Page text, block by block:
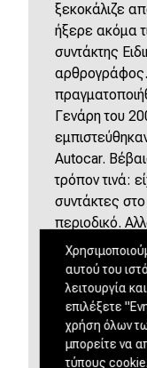
ξεκοκάλιζε
ήξερε ακόμα
συντάκτης
αρθρογράφος.
Γενάρη του
Autocar.
τρόπον τινά:
συντάκτες
περιοδικό.
του
Autocar.
η "αδικία"
αυτού του
λειτουργία
επιλέξετε
χρήση όλων
μπορείτε να
τύπους cookie.